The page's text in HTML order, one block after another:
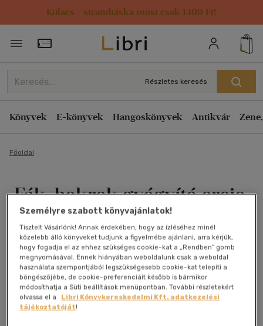
Kulacs / strandtáska most csak 1499 Ft!
Törzsvásárlói Kártya adatai
Részletes keresés
Könyvek E-könyvek Hangoskönyvek Antikvár
Főoldal
Fák, bokrok gyógyító ereje
- Az áfonyától a zsályáig
Margot Spohn, Mullen, Peter, Alberts, Andreas
Antikvár könyv (4db)
Személyre szabott könyvajánlatok!
Tisztelt Vásárlónk! Annak érdekében, hogy az ízléséhez minél
közelebb álló könyveket tudjunk a figyelmébe ajánlani, arra kérjük,
hogy fogadja el az ehhez szükséges cookie-kat a „Rendben” gomb
megnyomásával. Ennek hiányában weboldalunk csak a weboldal
használata szempontjából legszükségesebb cookie-kat telepíti a
böngészőjébe, de cookie-preferenciáit később is bármikor
módosíthatja a Süti beállítások menüpontban. További részletekért
olvassa el a
Libri Könyvkereskedelmi Kft. adatkezelési
tájékoztatóját!